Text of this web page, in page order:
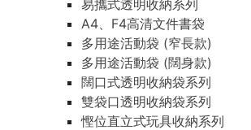
易攜式透明收納系列
A4、F4高清文件書袋
多用途活動袋 (窄長款)
多用途活動袋 (闊身款)
闊口式透明收納袋系列
雙袋口透明收納袋系列
慳位直立式玩具收納系列